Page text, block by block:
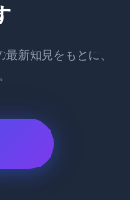
最新知見をもとに、